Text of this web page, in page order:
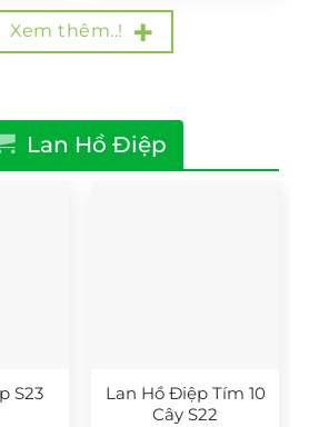
600.000₫.
Xem thêm..!
Lan Hồ Điệp
S23
Lan Hồ Điệp Tím 10
Cây S22